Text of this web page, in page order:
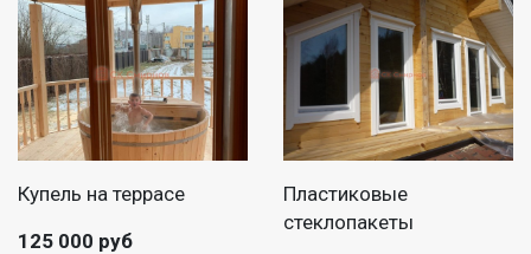
Купель на террасе
125 000 руб
Пластиковые
стеклопакеты